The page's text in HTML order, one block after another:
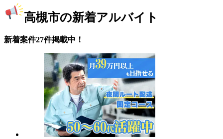
高槻市の新着アルバイト
新着案件27件掲載中！